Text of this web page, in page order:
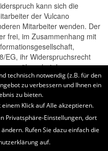
kann sich die
der Vulcano
Mitarbeiter wenden. Der
frei, im Zusammenhang mit
EG, ihr Widerspruchsrecht
bei denen
werden.
im
Daten
Richtlinien- und
nicht einer ausschließlich
technisch notwendig (z.B. für den
zu verbessern und Ihnen ein
zu bieten.
Klick auf Alle akzeptieren.
Privatsphäre-Einstellungen, dort
Rufen Sie dazu einfach die
auf.